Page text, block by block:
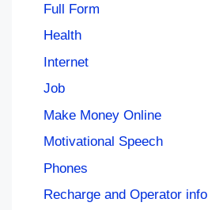
Full Form
Health
Internet
Job
Make Money Online
Motivational Speech
Phones
Recharge and Operator info